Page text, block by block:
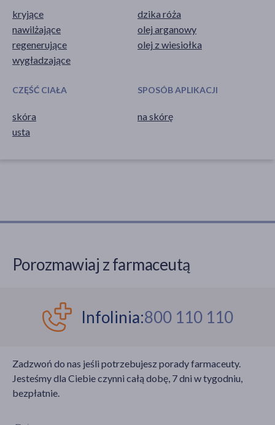
kryjące
nawilżające
regenerujące
wygładzające
dzika róża
olej arganowy
olej z wiesiołka
CZĘŚĆ CIAŁA
skóra
usta
SPOSÓB APLIKACJI
na skórę
Porozmawiaj z farmaceutą
Infolinia:800 110 110
Zadzwoń do nas jeśli potrzebujesz porady farmaceuty.
Jesteśmy dla Ciebie czynni całą dobę, 7 dni w tygodniu,
bezpłatnie.